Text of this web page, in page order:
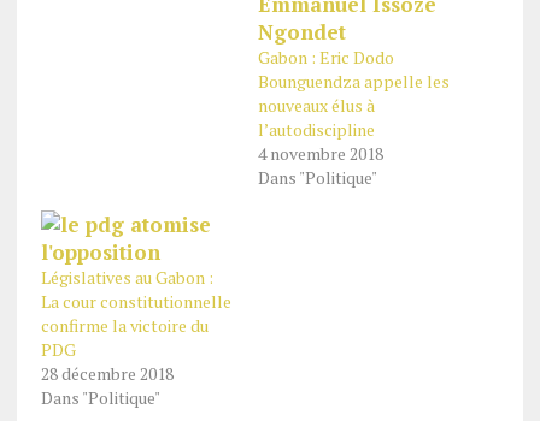
Gabon : Eric Dodo
Bounguendza appelle les
nouveaux élus à
l’autodiscipline
4 novembre 2018
Dans "Politique"
Législatives au Gabon :
La cour constitutionnelle
confirme la victoire du
PDG
28 décembre 2018
Dans "Politique"